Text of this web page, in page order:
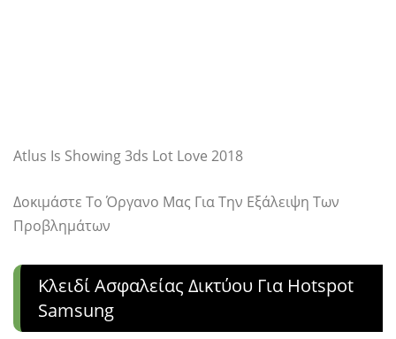
Atlus Is Showing 3ds Lot Love 2018
Δοκιμάστε Το Όργανο Μας Για Την Εξάλειψη Των
Προβλημάτων
Κλειδί Ασφαλείας Δικτύου Για Hotspot
Samsung